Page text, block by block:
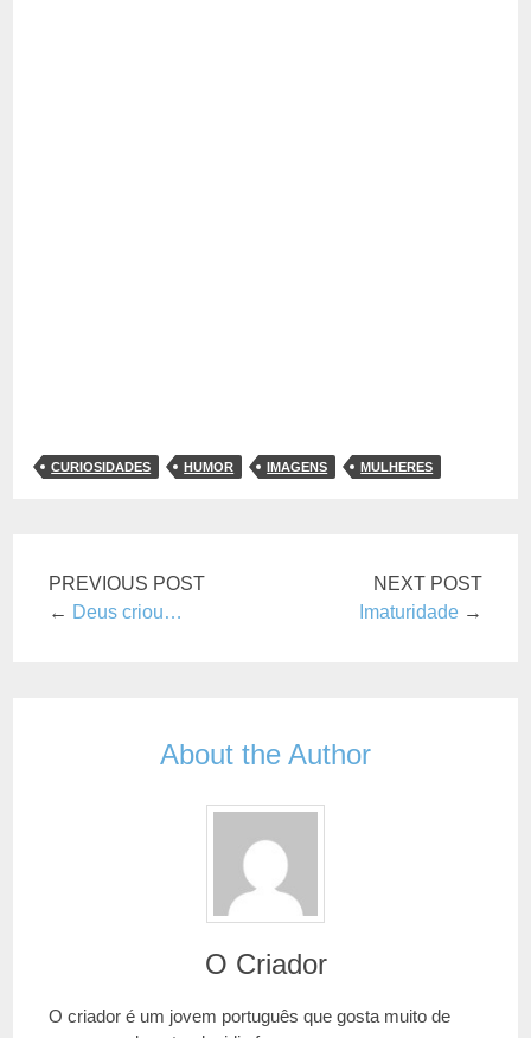
CURIOSIDADES HUMOR IMAGENS MULHERES
PREVIOUS POST
← Deus criou…
NEXT POST
Imaturidade→
About the Author
O Criador
O criador é um jovem português que gosta muito de